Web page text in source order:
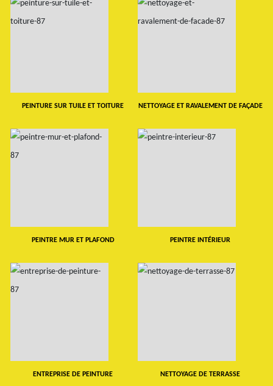
PEINTURE SUR TUILE ET TOITURE NETTOYAGE ET RAVALEMENT DE FAÇADE
PEINTRE MUR ET PLAFOND PEINTRE INTÉRIEUR
ENTREPRISE DE PEINTURE NETTOYAGE DE TERRASSE